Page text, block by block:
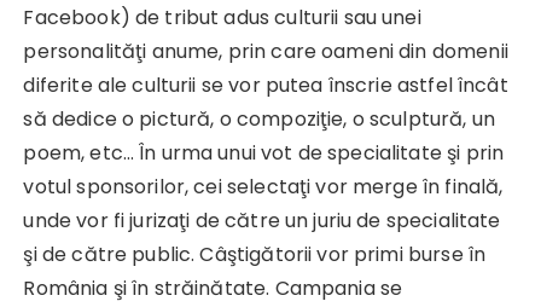
Facebook) de tribut adus culturii sau unei
personalităţi anume, prin care oameni din domenii
diferite ale culturii se vor putea înscrie astfel încât
să dedice o pictură, o compoziţie, o sculptură, un
poem, etc… În urma unui vot de specialitate şi prin
votul sponsorilor, cei selectaţi vor merge în finală,
unde vor fi jurizaţi de către un juriu de specialitate
şi de către public. Câştigătorii vor primi burse în
România şi în străinătate. Campania se